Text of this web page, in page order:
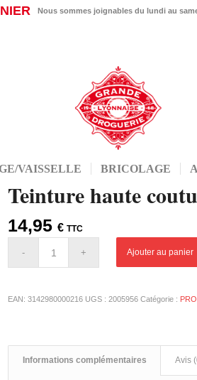
Nous sommes joignables du lundi au
VAISSELLE BRICOLAGE
Teinture haute
14,95€ TTC
Ajouter au panier
EAN:3142980000216 UGS :2005956 Catégorie :
Informations complémentaires Avis